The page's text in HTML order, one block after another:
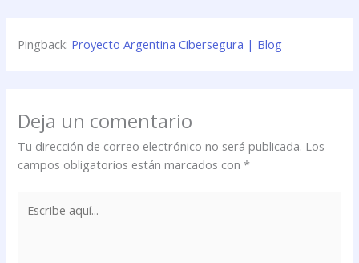
Pingback: Proyecto Argentina Cibersegura | Blog
Deja un comentario
Tu dirección de correo electrónico no será publicada. Los
campos obligatorios están marcados con*
aquí...